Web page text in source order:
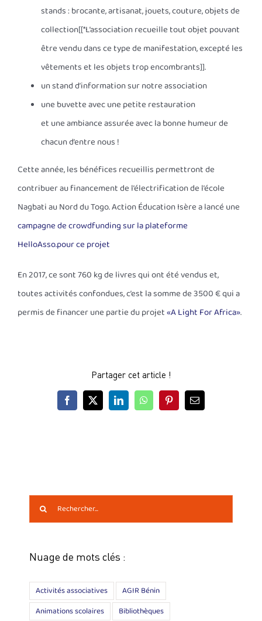
stands : brocante, artisanat, jouets, couture, objets de
collection[[*L’association recueille tout objet pouvant
être vendu dans ce type de manifestation, excepté les
vêtements et les objets trop encombrants]].
un stand d’information sur notre association
une buvette avec une petite restauration
et une ambiance assurée avec la bonne humeur de
chacun d’entre nous !
Cette année, les bénéfices recueillis permettront de
contribuer au financement de l’électrification de l’école
Nagbati au Nord du Togo. Action Éducation Isère a lancé une
campagne de crowdfunding sur la plateforme
HelloAsso.pour ce projet
En 2017, ce sont 760 kg de livres qui ont été vendus et,
toutes activités confondues, c’est la somme de 3500 € qui a
permis de financer une partie du projet«A Light For Africa».
Partager cet article !
Facebook
X LinkedInWhatsAppPinterestEmail
Rechercher:
Nuage de mots clés :
Activités associatives
AGIR Bénin
Animations scolaires
Bibliothèques